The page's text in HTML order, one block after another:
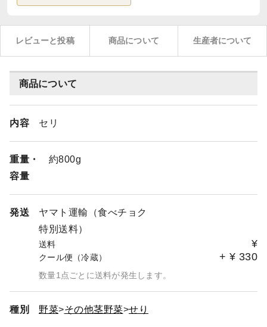
レビューと投稿 商品について 生産者について
商品について
内容 セリ
重量・
容量
約800g
発送
ヤマト運輸（食べチョク
特別送料）
送料 ¥
クール便（冷蔵） + ¥ 330
数量1点ごとに送料が発生します。
種別 野菜 その他茎野菜 せり